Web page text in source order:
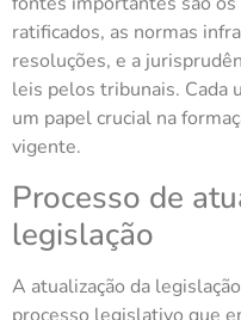
ratificados, as normas
resoluções, e a
leis pelos tribunais. Cada
um papel crucial na
vigente.
Processo de
legislação
A atualização da